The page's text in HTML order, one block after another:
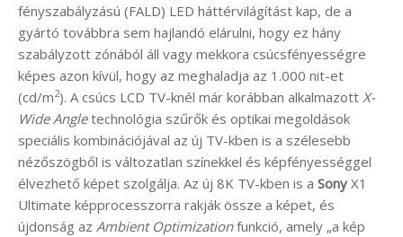
fényszabályzású (FALD) LED háttérvilágítást kap, de a
gyártó továbbra sem hajlandó elárulni, hogy ez hány
szabályzott zónából áll vagy mekkora csúcsfényességre
képes azon kívül, hogy az meghaladja az 1.000 nit-et
(cd/m2). A csúcs LCD TV-knél már korábban alkalmazott X-
Wide Angletechnológia szűrők és optikai megoldások
speciális kombinációjával az új TV-kben is a szélesebb
nézőszögből is változatlan színekkel és képfényességgel
élvezhető képet szolgálja. Az új 8K TV-kben is a Sony X1
Ultimate képprocesszorra rakják össze a képet, és
újdonság az Ambient Optimizationfunkció, amely „a kép